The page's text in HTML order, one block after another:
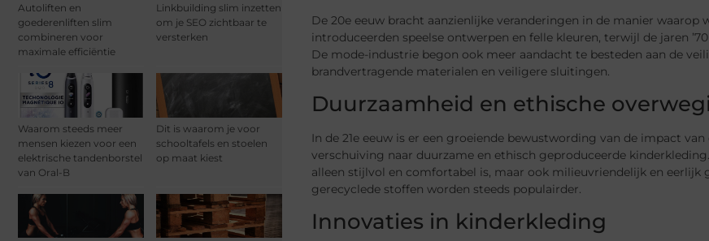
Autoliften en
goederenliften slim
combineren voor
maximale efficiëntie
Linkbuilding slim inzetten
om je SEO zichtbaar te
versterken
Waarom steeds meer
mensen kiezen voor een
elektrische tandenborstel
van Oral-B
Dit is waarom je voor
schooltafels en stoelen
op maat kiest
De 20e eeuw bracht aanzienlijke veranderingen in de manier waarop
introduceerden speelse ontwerpen en felle kleuren, terwijl de jaren
De mode-industrie begon ook meer aandacht te besteden aan de
brandvertragende materialen en veiligere sluitingen.
Duurzaamheid en ethische
In de 21e eeuw is er een groeiende bewustwording van de impact
verschuiving naar duurzame en ethisch geproduceerde
alleen stijlvol en comfortabel is, maar ook milieuvriendelijk en eerlijk
gerecyclede stoffen worden steeds populairder.
Innovaties in kinderkleding